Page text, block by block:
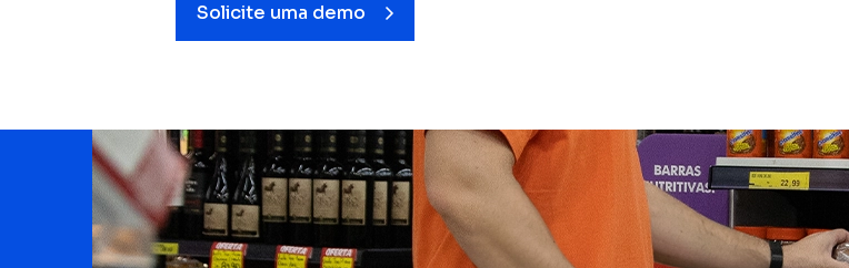
Solicite uma demo